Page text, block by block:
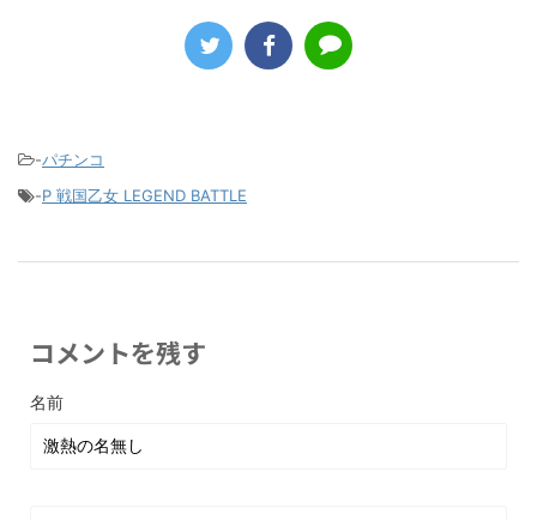
-パチンコ
-P 戦国乙女 LEGEND BATTLE
コメントを残す
名前